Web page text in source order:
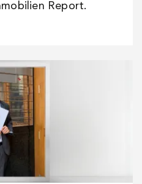
Report.